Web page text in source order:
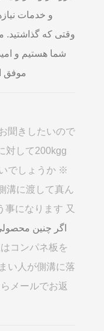
و خدمات
وقتی که گذاشتید.
شما هستیم و
موفق
聞きしたいので
対して200kgg
でしょうか ※
溝に渡して真ん
事になります 又
اگر چنین
コンパネ板を
い人が側溝に落
メールでお返